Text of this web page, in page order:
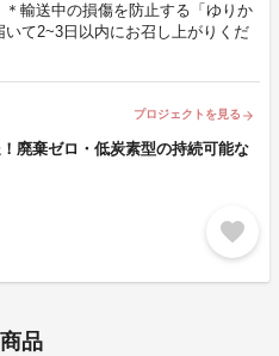
輸送中の損傷を防止する「ゆりか
て2~3日以内にお召し上がりくだ
プロジェクトを見る arrow_forward
廃棄ゼロ・低炭素型の持続可能な
favorite
品